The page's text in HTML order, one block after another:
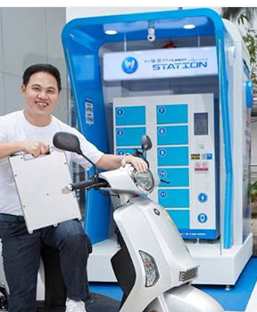
จัดแสดงในงาน IMPACT SPEED FEST
2026